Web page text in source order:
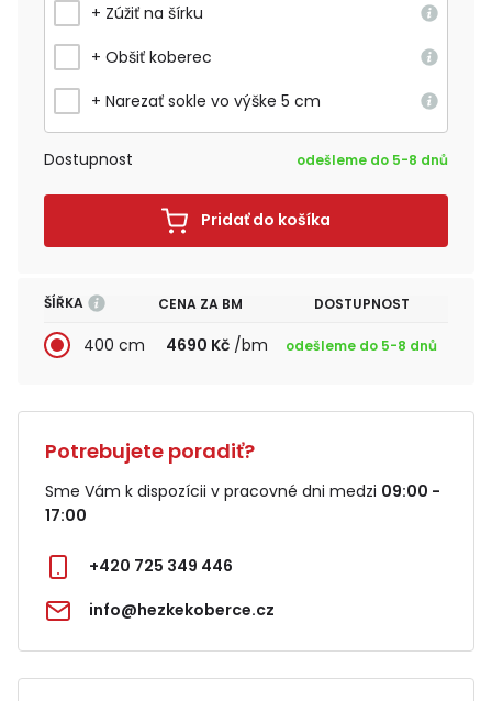
+ Zúžiť na šírku
+ Obšiť koberec
+ Narezať sokle vo výške 5 cm
Dostupnost odešleme do 5-8 dnů
Pridať do košíka
ŠÍŘKA CENA ZA BM DOSTUPNOST
400 cm 4690 Kč/bm odešleme do 5-8 dnů
Potrebujete poradiť?
Sme Vám k dispozícii v pracovné dni medzi 09:00 -
17:00
+420 725 349 446
info@hezkekoberce.cz